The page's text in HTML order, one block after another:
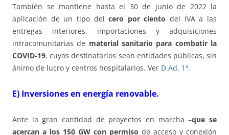
También se mantiene hasta el 30 de junio de 2022 la
aplicación de un tipo delcero por ciento del IVA a las
entregas interiores, importaciones y adquisiciones
intracomunitarias de material sanitario para combatir la
COVID-19, cuyos destinatarios sean entidades públicas, sin
ánimo de lucro y centros hospitalarios. Ver D.Ad. 1ª.
E) Inversiones en energía renovable.
Ante la gran cantidad de proyectos en marcha –que se
acercan a los 150 GW con permiso de acceso y conexión